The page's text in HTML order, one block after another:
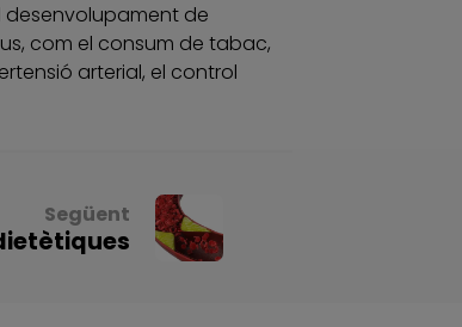
desenvolupament de
com el consum de tabac,
arterial, el control
Següent